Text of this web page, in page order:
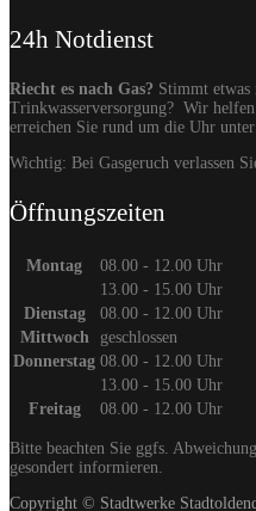
24h Notdienst
Riecht es nach Gas? Stimmt
Trinkwasserversorgung? Wir
erreichen Sie rund um die Uhr unter
Wichtig: Bei Gasgeruch verlassen
Öffnungszeiten
Montag
08.00 - 12.00 Uhr
13.00 - 15.00 Uhr
Dienstag
08.00 - 12.00 Uhr
Mittwoch
geschlossen
Donnerstag 08.00 - 12.00 Uhr
13.00 - 15.00 Uhr
Freitag
08.00 - 12.00 Uhr
Bitte beachten Sie ggfs.
gesondert informieren.
Copyright © Stadtwerke